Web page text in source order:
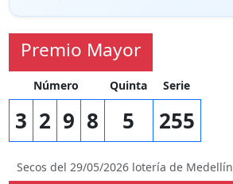
Premio Mayor
Número Quinta Serie
3 2 9 8 5 255
Secos del 29/05/2026 lotería de Medellín